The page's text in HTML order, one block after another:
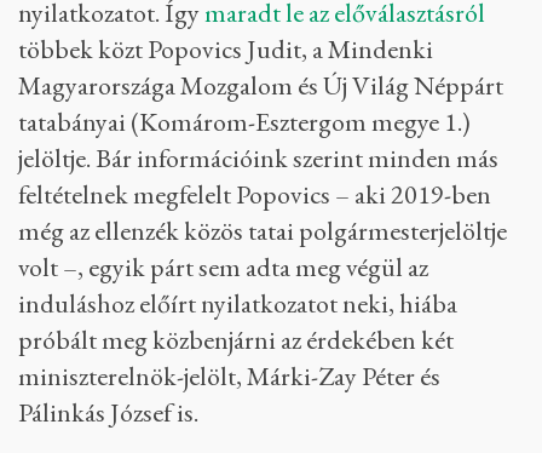
nyilatkozatot. Ígymaradt le az előválasztásról
többek közt Popovics Judit, a Mindenki
Magyarországa Mozgalom és Új Világ Néppárt
tatabányai (Komárom-Esztergom megye 1.)
jelöltje. Bár információink szerint minden más
feltételnek megfelelt Popovics – aki 2019-ben
még az ellenzék közös tatai polgármesterjelöltje
volt –, egyik párt sem adta meg végül az
induláshoz előírt nyilatkozatot neki, hiába
próbált meg közbenjárni az érdekében két
miniszterelnök-jelölt, Márki-Zay Péter és
Pálinkás József is.